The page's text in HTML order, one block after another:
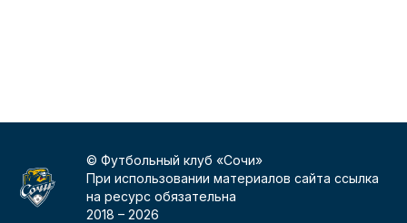
© Футбольный клуб «Сочи»
При использовании материалов сайта ссылка
на ресурс обязательна
2018 –2026